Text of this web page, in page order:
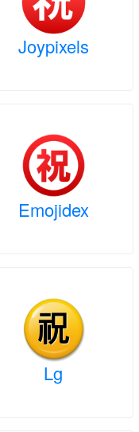
Joypixels
Emojidex
Lg